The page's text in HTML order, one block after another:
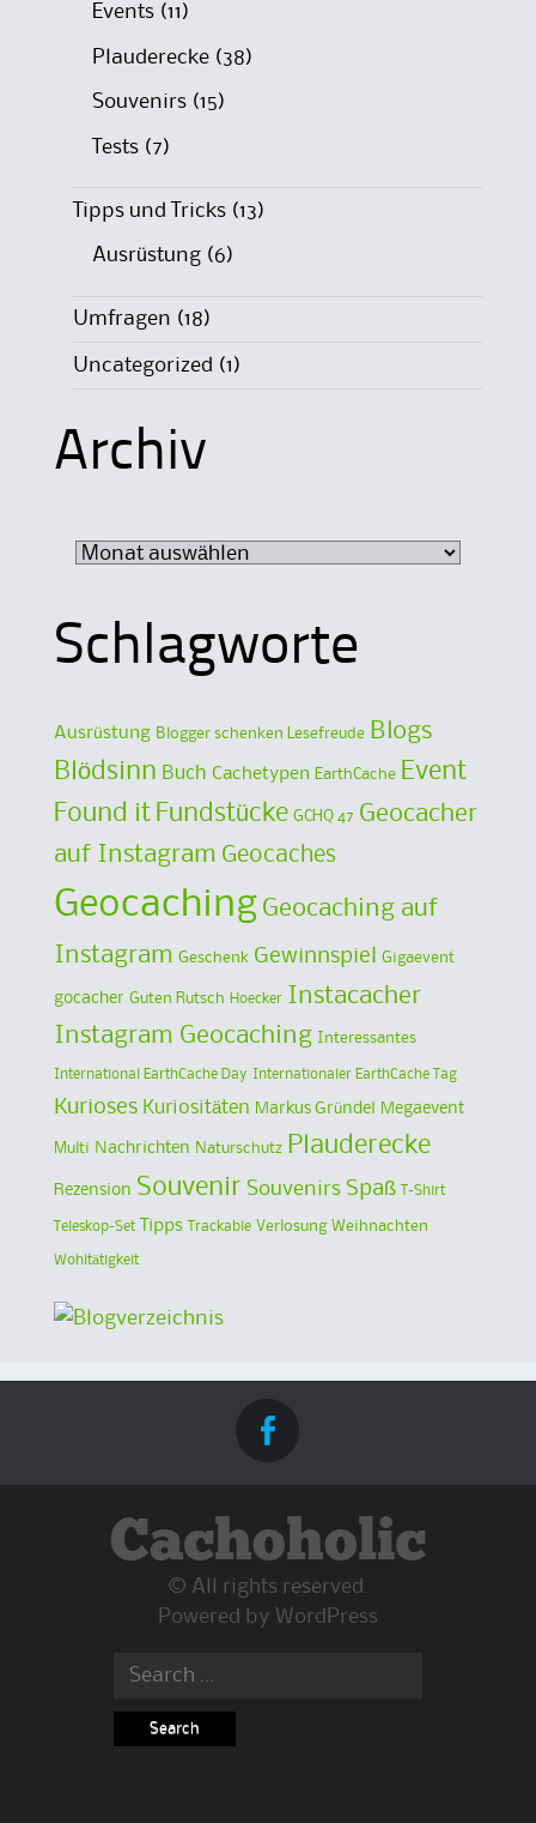
Events(11)
Plauderecke(38)
Souvenirs(15)
Tests(7)
Tipps und Tricks(13)
Ausrüstung(6)
Umfragen (18)
Uncategorized (1)
Archiv
Schlagworte
Ausrüstung Blogger schenken Lesefreude Blogs
Blödsinn Buch Cachetypen EarthCache
Event
Found it Fundstücke GCHQ 47 Geocacher
auf Instagram Geocaches
Geocaching Geocaching auf
Instagram Geschenk Gewinnspiel Gigaevent
gocacher Guten Rutsch Hoecker Instacacher
Instagram Geocaching Interessantes
International EarthCache Day Internationaler EarthCache Tag
Kurioses Kuriositäten Markus Gründel Megaevent
Multi Nachrichten Naturschutz Plauderecke
Rezension Souvenir Souvenirs Spaß T-Shirt
Teleskop-Set Tipps Trackable Verlosung Weihnachten
Wohltätigkeit
Cachoholic
© All rights reserved.
Powered by WordPress
Search